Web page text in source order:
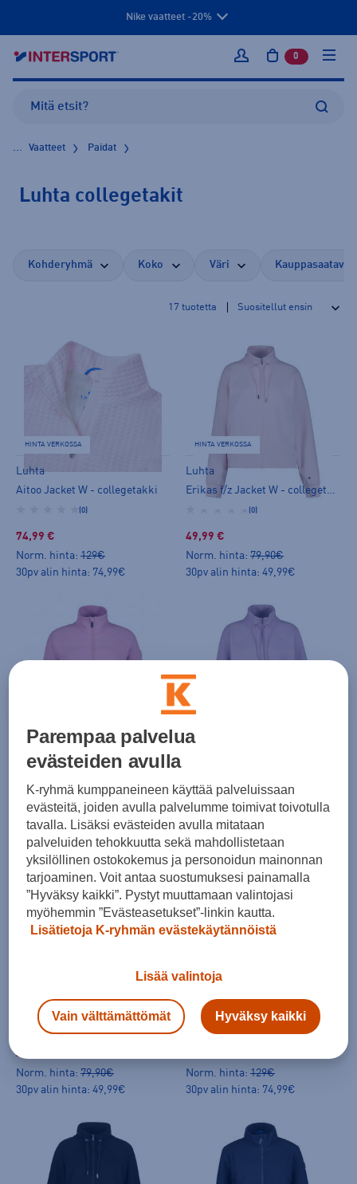
Nike vaatteet -20%
Kirjaudu sisään
0 tuotetta
... Vaatteet Paidat
Luhta collegetakit
Kohderyhmä Koko Väri
17 tuotetta
HINTA VERKOSSA
Luhta
Aitoo Jacket W - collegetakki
(0)
74,99 €
Norm. hinta: 129€
30pv alin hinta: 74,99€
HINTA VERKOSSA
Luhta
Erikas f/z Jacket W - collegetakki
(0)
49,99 €
Norm. hinta: 79,90€
30pv alin hinta: 49,99€
Luhta
Askais Jacket W - collegetakki
(0)
49,99 €
Norm. hinta: 79,90€
30pv alin hinta: 49,99€
Luhta
49,99 €
Norm. hinta: 79,90€
30pv alin hinta: 49,99€
49,99 €
Norm. hinta: 79,90€
30pv alin hinta: 49,99€
Aitoo Jacket W - collegetakki
Norm. hinta: 129€
30pv alin hinta: 74,99€
Parempaa palvelua
evästeiden avulla
K-ryhmä kumppaneineen käyttää palveluissaan
evästeitä, joiden avulla palvelumme toimivat toivotulla
tavalla. Lisäksi evästeiden avulla mitataan
palveluiden tehokkuutta sekä mahdollistetaan
yksilöllinen ostokokemus ja personoidun mainonnan
tarjoaminen. Voit antaa suostumuksesi painamalla
”Hyväksy kaikki”. Pystyt muuttamaan valintojasi
myöhemmin ”Evästeasetukset”-linkin kautta.
Lisätietoja K-ryhmän evästekäytännöistä
Lisää valintoja
Vain välttämättömät Hyväksy kaikki